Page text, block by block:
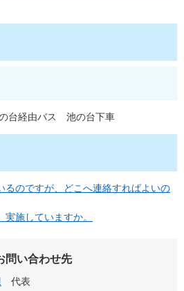
台経由バス 池の台下車
るのですが、どこへ連絡すればよいの
施していますか。
問い合わせ先
代表